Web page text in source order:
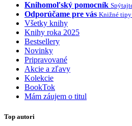
Knihomoľský pomocník
Odporúčame pre vás Knižné tipy
Všetky knihy
Knihy roka 2025
Bestsellery
Novinky
Pripravované
Akcie a zľavy
Kolekcie
BookTok
Mám záujem o titul
Top autori